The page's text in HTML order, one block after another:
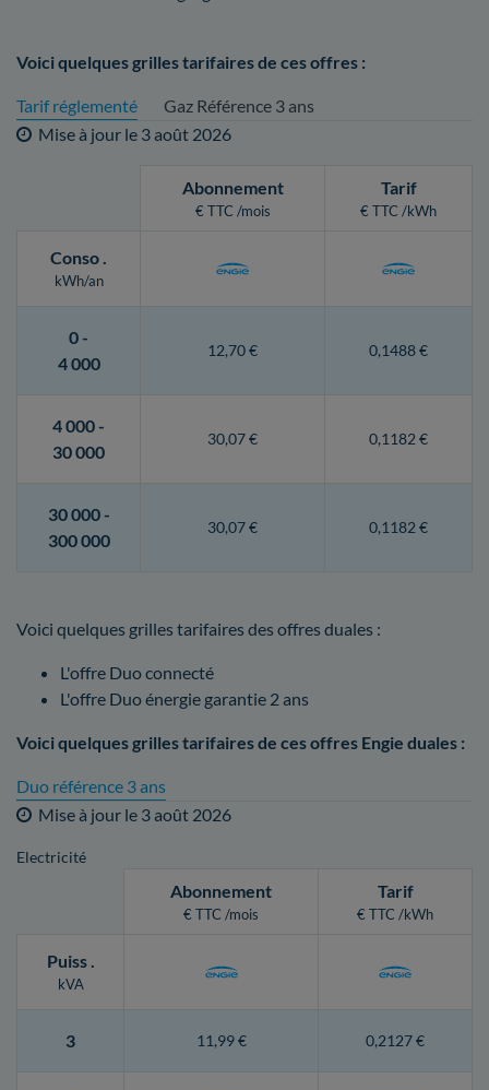
Voici quelques grilles tarifaires de ces offres :
Tarif réglementé
Gaz Référence 3 ans
Mise à jour le 3 août 2026
Abonnement
€ TTC /mois
Tarif
€ TTC /kWh
Conso.
kWh/an
0 -
4 000
12,70 € 0,1488 €
4 000 -
30 000
30,07 € 0,1182 €
30 000 -
300 000
30,07 € 0,1182 €
Voici quelques grilles tarifaires des offres duales :
L'offre Duo connecté
L'offre Duo énergie garantie 2 ans
Voici quelques grilles tarifaires de ces offres Engie duales :
Duo référence 3 ans
Mise à jour le 3 août 2026
Electricité
Abonnement
€ TTC /mois
Tarif
€ TTC /kWh
Puiss.
kVA
3 11,99 € 0,2127 €